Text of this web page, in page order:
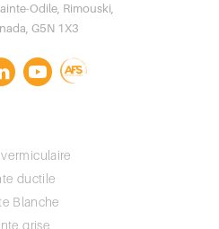
Odile, Rimouski,
G5N 1X3
ductile
Blanche
grise